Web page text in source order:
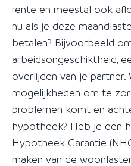
rente en meestal ook
nu als je deze
betalen? Bijvoorbeeld
arbeidsongeschiktheid,
overlijden van je partner.
mogelijkheden om te
problemen komt en
hypotheek? Heb je een
Hypotheek Garantie
maken van de